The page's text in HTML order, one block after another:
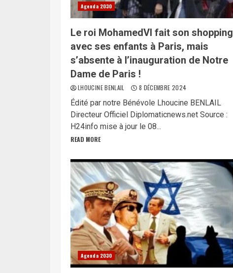
Agenda 2030
Le roi MohamedVI fait son shopping
avec ses enfants à Paris, mais
s’absente à l’inauguration de Notre
Dame de Paris !
LHOUCINE BENLAIL 8 DÉCEMBRE 2024
Édité par notre Bénévole Lhoucine BENLAIL
Directeur Officiel Diplomaticnews.net Source :
H24info mise à jour le 08...
READ MORE
Agenda 2030